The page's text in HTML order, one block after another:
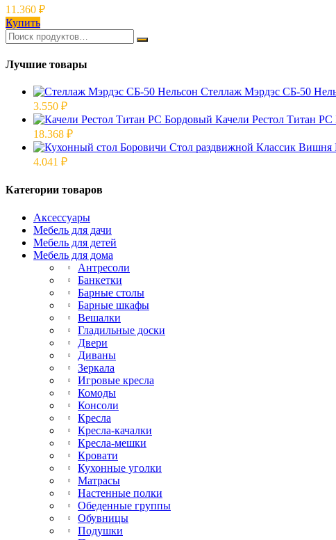
11.360 ₽
Купить
Лучшие товары
Стеллаж Мэрдэс СБ-50
3.550 ₽
Качели Рестол Титан
18.368 ₽
4.041 ₽
Категории товаров
Аксессуары
Мебель для дачи
Мебель для детей
Мебель для дома
Антресоли
Банкетки
Барные столы
Барные шкафы
Вешалки
Гладильные доски
Двери
Диваны
Зеркала
Игровые кресла
Комоды
Консоли
Кресла
Кресла-качалки
Кресла-мешки
Кровати
Кухонные уголки
Матрасы
Настенные полки
Обеденные группы
Обувницы
Подушки